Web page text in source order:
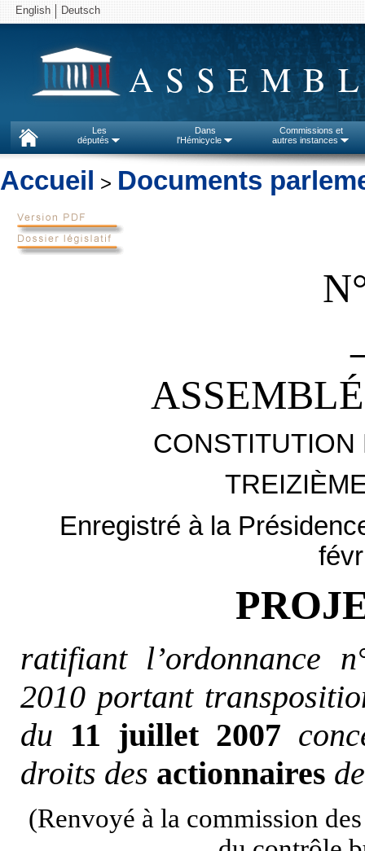
English Deutsch
Les
députés
Dans
l'Hémicycle
Commissions et
autres instances
Accueil > Documents
CONSTITUTION
Enregistré à la
ratifiant l’ordonnance
2010 portant
du 11 juillet 2007
droits des actionnaires de
(Renvoyé à la commission